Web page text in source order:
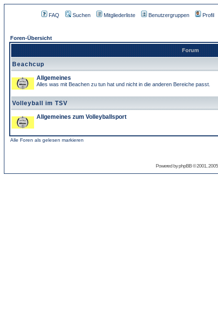
FAQ Suchen Mitgliederliste Benutzergruppen Profil
Foren-Übersicht
Forum
Beachcup
Allgemeines
Alles was mit Beachen zu tun hat und nicht in die anderen Bereiche passt.
Volleyball im TSV
Allgemeines zum Volleyballsport
Alle Foren als gelesen markieren
Powered byphpBB© 2001,